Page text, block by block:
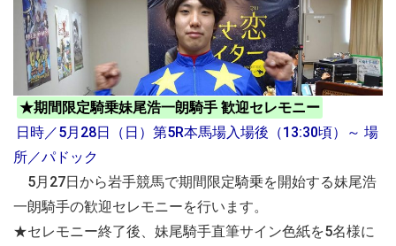
★期間限定騎乗妹尾浩一朗騎手 歓迎セレモニー
日時／5月28日（日）第5R本馬場入場後（13:30頃）～ 場
所／パドック
5月27日から岩手競馬で期間限定騎乗を開始する妹尾浩
一朗騎手の歓迎セレモニーを行います。
★セレモニー終了後、妹尾騎手直筆サイン色紙を5名様に